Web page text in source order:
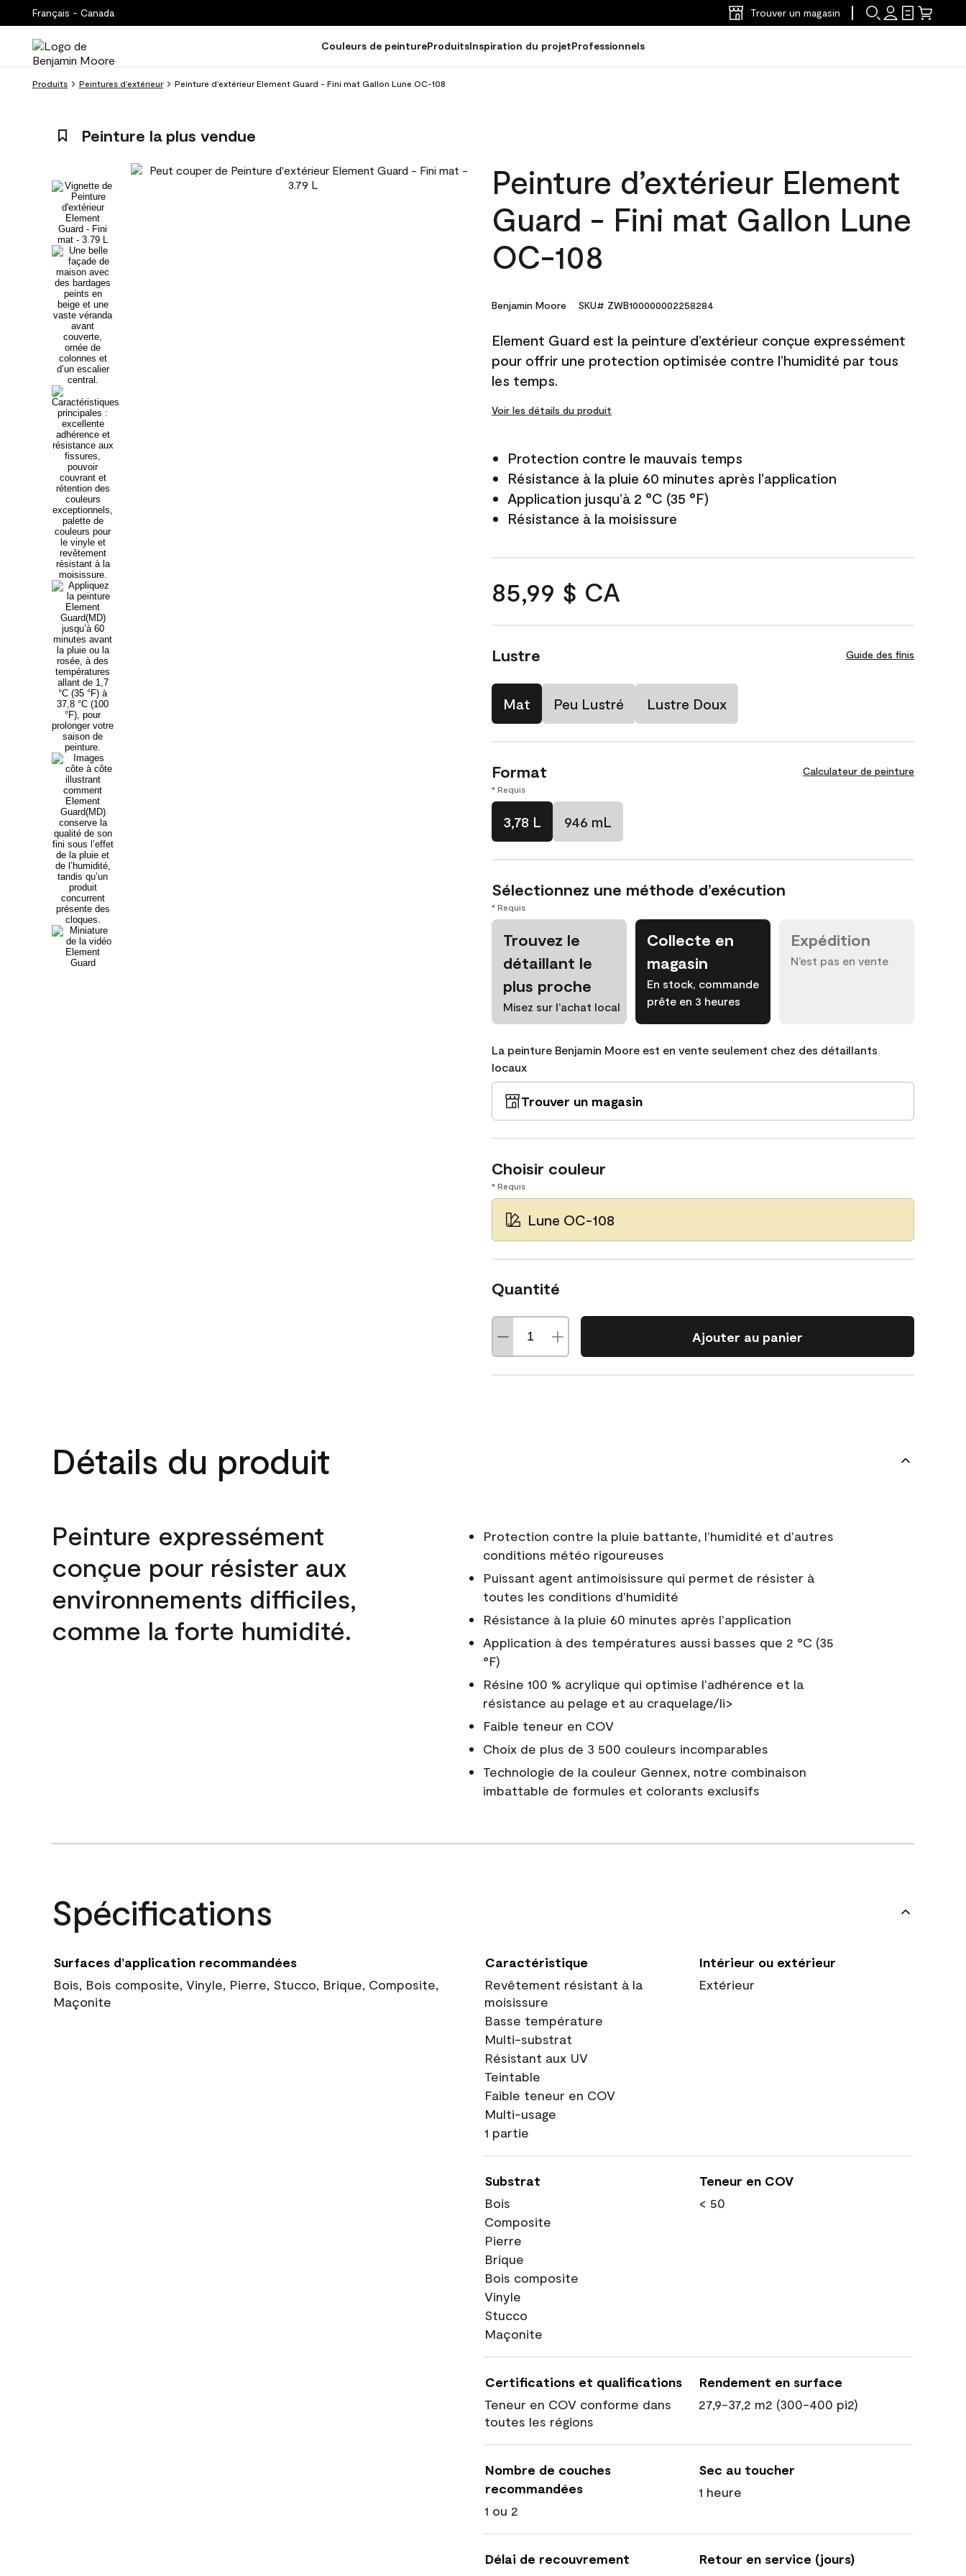
Français - Canada Trouver un magasin
Couleurs de peintureProduitsInspiration du projetProfessionnels
Produits Peintures d’extérieur Peinture d’extérieur Element Guard - Fini mat Gallon Lune OC-108
Peinture la plus vendue
Peinture d’extérieur Element
Guard - Fini mat Gallon Lune
OC-108
Benjamin Moore SKU# ZWB100000002258284
Element Guard est la peinture d’extérieur conçue expressément
pour offrir une protection optimisée contre l’humidité par tous
les temps.
Voir les détails du produit
Protection contre le mauvais temps
Résistance à la pluie 60 minutes après l'application
Application jusqu’à 2 °C (35 °F)
Résistance à la moisissure
85,99 $ CA
Lustre Guide des finis
Mat Peu Lustré Lustre Doux
Format Calculateur de peinture
* Requis
3,78 L 946 mL
Sélectionnez une méthode d’exécution
* Requis
Trouvez le
détaillant le
plus proche
Misez sur l’achat local
Collecte en
magasin
En stock, commande
prête en 3 heures
Expédition
N’est pas en vente
La peinture Benjamin Moore est en vente seulement chez des détaillants
locaux
Trouver un magasin
Choisir couleur
* Requis
Lune OC-108
Quantité
Ajouter au panier
Détails du produit
Peinture expressément
conçue pour résister aux
environnements difficiles,
comme la forte humidité.
Protection contre la pluie battante, l'humidité et d'autres
conditions météo rigoureuses
Puissant agent antimoisissure qui permet de résister à
toutes les conditions d'humidité
Résistance à la pluie 60 minutes après l'application
Application à des températures aussi basses que 2 °C (35
°F)
Résine 100 % acrylique qui optimise l'adhérence et la
résistance au pelage et au craquelage/li>
Faible teneur en COV
Choix de plus de 3 500 couleurs incomparables
Technologie de la couleur Gennex, notre combinaison
imbattable de formules et colorants exclusifs
Spécifications
Surfaces d’application recommandées
Bois, Bois composite, Vinyle, Pierre, Stucco, Brique, Composite,
Maçonite
Caractéristique
Revêtement résistant à la
moisissure
Basse température
Multi-substrat
Résistant aux UV
Teintable
Faible teneur en COV
Multi-usage
1 partie
Intérieur ou extérieur
Extérieur
Substrat
Bois
Composite
Pierre
Brique
Bois composite
Vinyle
Stucco
Maçonite
Teneur en COV
< 50
Certifications et qualifications
Teneur en COV conforme dans
toutes les régions
Rendement en surface
27,9-37,2 m2 (300-400 pi2)
Nombre de couches
recommandées
1 ou 2
Sec au toucher
1 heure
Délai de recouvrement
Retour en service (jours)